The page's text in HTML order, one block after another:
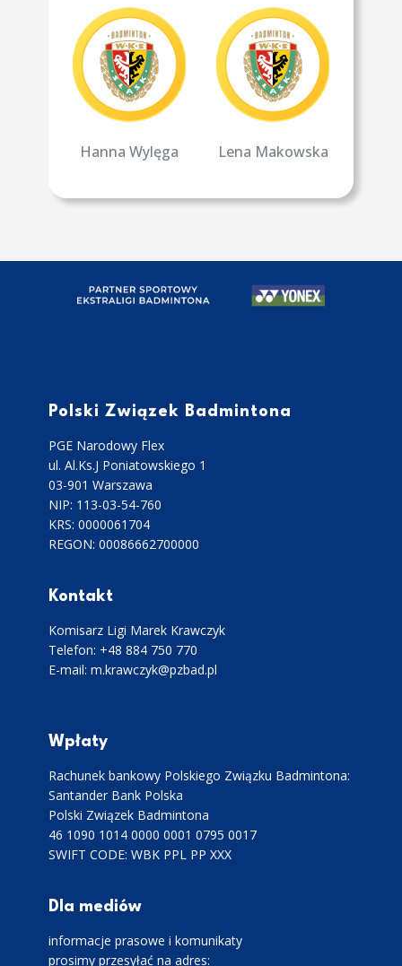
Hanna Wylęga Lena Makowska
Polski Związek Badmintona
PGE Narodowy Flex
ul. Al.Ks.J Poniatowskiego 1
03-901 Warszawa
NIP: 113-03-54-760
KRS: 0000061704
REGON: 00086662700000
Kontakt
Komisarz Ligi Marek Krawczyk
Telefon: +48 884 750 770
E-mail: m.krawczyk@pzbad.pl
Wpłaty
Rachunek bankowy Polskiego Związku Badmintona:
Santander Bank Polska
Polski Związek Badmintona
46 1090 1014 0000 0001 0795 0017
SWIFT CODE: WBK PPL PP XXX
Dla mediów
informacje prasowe i komunikaty
prosimy przesyłać na adres: